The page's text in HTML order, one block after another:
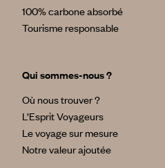
100% carbone absorbé
Tourisme responsable
Qui sommes-nous ?
Où nous trouver ?
L’Esprit Voyageurs
Le voyage sur mesure
Notre valeur ajoutée